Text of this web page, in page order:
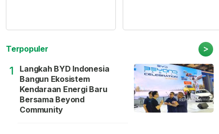
Terpopuler >
1
Langkah BYD Indonesia
Bangun Ekosistem
Kendaraan Energi Baru
Bersama Beyond
Community